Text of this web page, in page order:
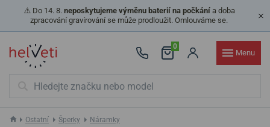
⚠️ Do 14. 8. neposkytujeme výměnu baterií na počkánía doba
zpracování gravírování se může prodloužit. Omlouváme se.
0
Menu
Ostatní Šperky Náramky